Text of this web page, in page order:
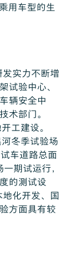
用车型的生
实力不断增
试验中心、
辆安全中
术部门。
工建设。
冬季试验场
车道路总面
期试运行，
的测试设
化开发、国
方面具有较